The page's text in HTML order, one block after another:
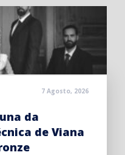
7 Agosto, 2026
da
de Viana